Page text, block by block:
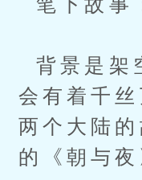
背景是架
会有着千
两个大陆
的《朝与